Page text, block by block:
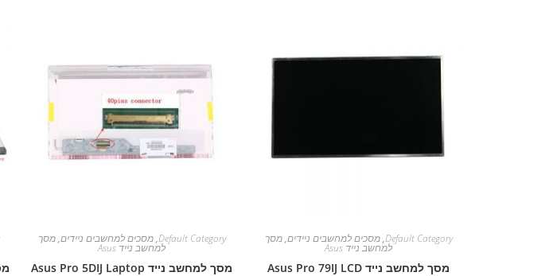
Default Category
,מסכים למחשבים ניידים,מסך
למחשב נייד Asus
מסך למחשב נייד Asus Pro 79IJ LCD
Default Category
,מסכים למחשבים ניידים,מסך
למחשב נייד Asus
מסך למחשב נייד Asus Pro 5DIJ Laptop